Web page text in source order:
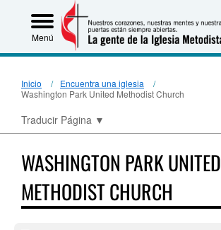
Menú
Inicio
Encuentra una iglesia
Washington Park United Methodist Church
Traducir Página ▼
WASHINGTON PARK UNITED
METHODIST CHURCH